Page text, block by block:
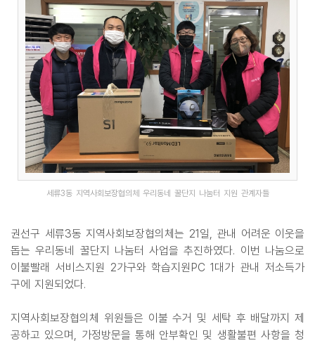
세류3동 지역사회보장협의체 우리동네 꿀단지 나눔터 지원 관계자들
권선구 세류3동 지역사회보장협의체는 21일, 관내 어려운 이웃을
돕는 우리동네 꿀단지 나눔터 사업을 추진하였다. 이번 나눔으로
이불빨래 서비스지원 2가구와 학습지원PC 1대가 관내 저소득가
구에 지원되었다.
지역사회보장협의체 위원들은 이불 수거 및 세탁 후 배달까지 제
공하고 있으며, 가정방문을 통해 안부확인 및 생활불편 사항을 청